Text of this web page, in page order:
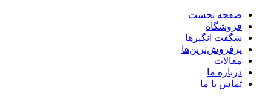
صفحه نخست
فروشگاه
شگفت انگیزها
پرفروش‌ترین‌ها
مقالات
درباره ما
تماس با ما